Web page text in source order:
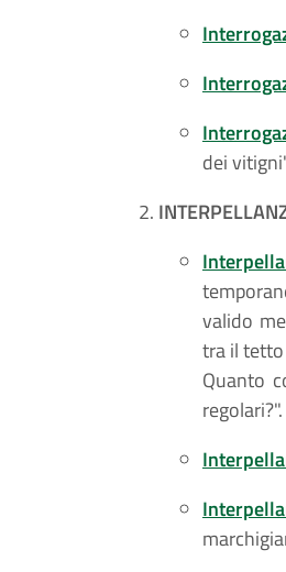
dei
valido
tra il tetto
Quanto
regolari?".